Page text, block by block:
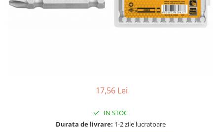
Mercedes Actros
17,56 Lei
IN STOC
Durata de livrare: 1-2 zile lucratoare